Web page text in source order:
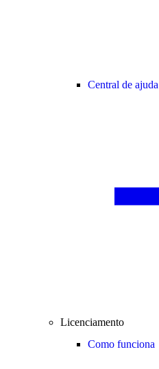
Central de ajuda
Licenciamento
Como funciona